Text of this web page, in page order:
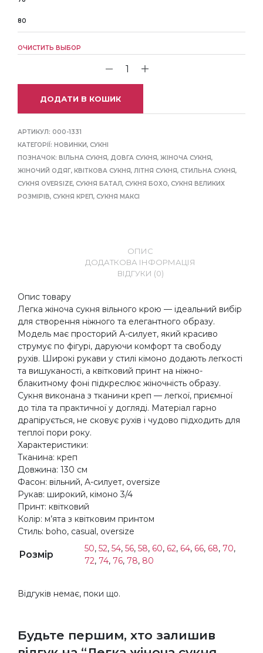
80
ОЧИСТИТЬ ВЫБОР
ДОДАТИ В КОШИК
АРТИКУЛ: 000-1331
КАТЕГОРІЇ: НОВИНКИ, СУКНІ
ПОЗНАЧОК: ВІЛЬНА СУКНЯ, ДОВГА СУКНЯ, ЖІНОЧА СУКНЯ,
ЖІНОЧИЙ ОДЯГ, КВІТКОВА СУКНЯ, ЛІТНЯ СУКНЯ, СТИЛЬНА СУКНЯ,
СУКНЯ OVERSIZE, СУКНЯ БАТАЛ, СУКНЯ БОХО, СУКНЯ ВЕЛИКИХ
РОЗМІРІВ, СУКНЯ КРЕП, СУКНЯ МАКСІ
ОПИС
ДОДАТКОВА ІНФОРМАЦІЯ
ВІДГУКИ (0)
Опис товару
Легка жіноча сукня вільного крою — ідеальний вибір
для створення ніжного та елегантного образу.
Модель має просторий А-силует, який красиво
струмує по фігурі, даруючи комфорт та свободу
рухів. Широкі рукави у стилі кімоно додають легкості
та вишуканості, а квітковий принт на ніжно-
блакитному фоні підкреслює жіночність образу.
Сукня виконана з тканини креп — легкої, приємної
до тіла та практичної у догляді. Матеріал гарно
драпірується, не сковує рухів і чудово підходить для
теплої пори року.
Характеристики:
Тканина: креп
Довжина: 130 см
Фасон: вільний, А-силует, oversize
Рукав: широкий, кімоно 3/4
Принт: квітковий
Колір: м’ята з квітковим принтом
Стиль: boho, casual, oversize
Розмір
50, 52, 54, 56, 58, 60, 62, 64, 66, 68, 70,
72, 74, 76, 78, 80
Відгуків немає, поки що.
Будьте першим, хто залишив